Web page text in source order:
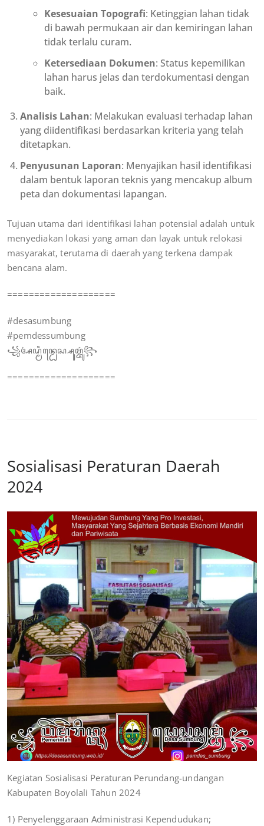
Kesesuaian Topografi: Ketinggian lahan tidak
di bawah permukaan air dan kemiringan lahan
tidak terlalu curam.
Ketersediaan Dokumen: Status kepemilikan
lahan harus jelas dan terdokumentasi dengan
baik.
Analisis Lahan: Melakukan evaluasi terhadap lahan
yang diidentifikasi berdasarkan kriteria yang telah
ditetapkan.
Penyusunan Laporan: Menyajikan hasil identifikasi
dalam bentuk laporan teknis yang mencakup album
peta dan dokumentasi lapangan.
Tujuan utama dari identifikasi lahan potensial adalah untuk
menyediakan lokasi yang aman dan layak untuk relokasi
masyarakat, terutama di daerah yang terkena dampak
bencana alam.
====================
#desasumbung
#pemdessumbung
꧁ꦄꦝ꧀ꦩꦶꦤ꧀ꦝꦺꦱ꧀ꦱꦸꦩ꧀ꦧꦸꦁ꧂
====================
Sosialisasi Peraturan Daerah
2024
Kegiatan Sosialisasi Peraturan Perundang-undangan
Kabupaten Boyolali Tahun 2024
1) Penyelenggaraan Administrasi Kependudukan;